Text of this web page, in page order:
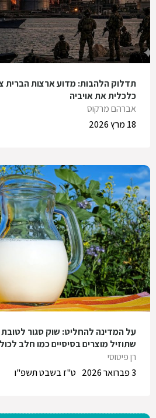
תדלוק הלהבות: מדוע ארצות הברית
כלכלית את אויביה
אברהם מרקוס
18 מרץ 2026
על המדינה להחליט: שוק סגור
שתוזיל מוצרים בסיסיים כמו חלב
רן פיטוסי
ט"ז בשבט תשפ"ו
3 פברואר 2026